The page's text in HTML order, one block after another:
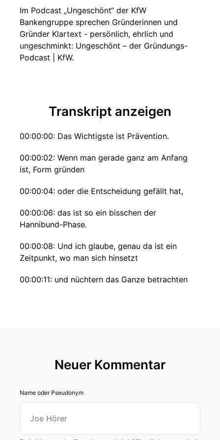
Im Podcast „Ungeschönt“ der KfW
Bankengruppe sprechen Gründerinnen und
Gründer Klartext - persönlich, ehrlich und
ungeschminkt: ⁠⁠Ungeschönt – der Gründungs-
Podcast | KfW⁠⁠.
Transkript anzeigen
00:00:00: Das Wichtigste ist Prävention.
00:00:02: Wenn man gerade ganz am Anfang
ist, Form gründen
00:00:04: oder die Entscheidung gefällt hat,
00:00:06: das ist so ein bisschen der
Hannibund-Phase.
00:00:08: Und ich glaube, genau da ist ein
Zeitpunkt, wo man sich hinsetzt
00:00:11: und nüchtern das Ganze betrachten
00:00:19: "Besser gründen", der Podcast von
00:00:23: Thema in dieser Folge "Gründen unter
Freunden",
00:00:26: Problemfall oder Erfolgsmodell mit
Neuer Kommentar
Name oder Pseudonym